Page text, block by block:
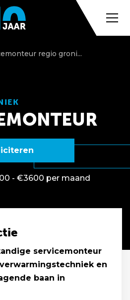
regio groni...
- €3600 per maand
servicemonteur
en
baan in